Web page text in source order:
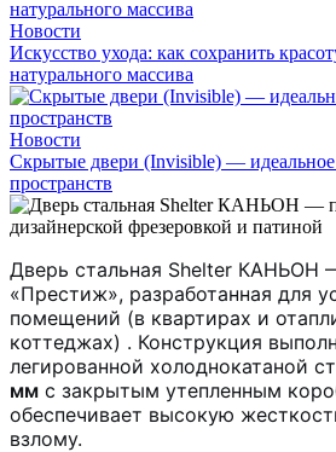
Новости
Искусство ухода: как сохранить
натурального массива
Новости
Скрытые двери (Invisible) —
пространств
Дверь стальная Shelter КАНЬОН
«Престиж», разработанная для
помещений (в квартирах и
коттеджах) . Конструкция
легированной холоднокатаной
мм с закрытым утепленным
обеспечивает высокую
взлому.